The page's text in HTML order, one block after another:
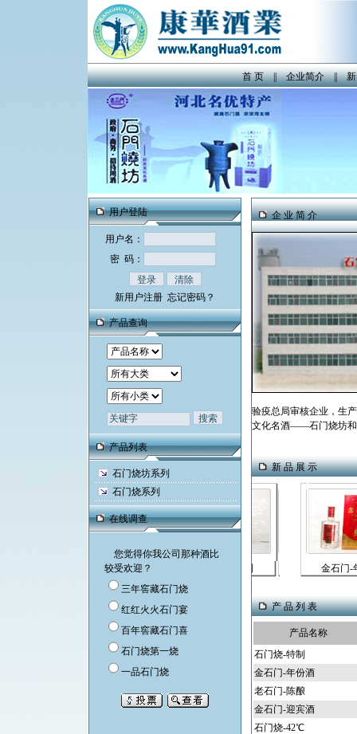
首 页||企业简介||
用户登陆
用户名：
密 码：
新用户注册 忘记密码？
产品查询
产品列表
石门烧坊系列
石门烧系列
在线调查
您觉得你我公司那种酒比
较受欢迎？
三年窖藏石门烧
红红火火石门宴
百年窖藏石门喜
石门烧第一烧
一品石门烧
企 业 简 介
验疫总局审核企业，生
文化名酒——石门烧坊和
新 品 展 示
金石门-
产 品 列 表
产品名称
石门烧-特制
金石门-年份酒
老石门-陈酿
金石门-迎宾酒
石门烧-42℃